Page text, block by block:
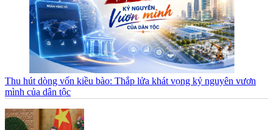
Thu hút dòng vốn kiều bào: Thắp lửa khát vọng kỷ nguyên vươn
mình của dân tộc